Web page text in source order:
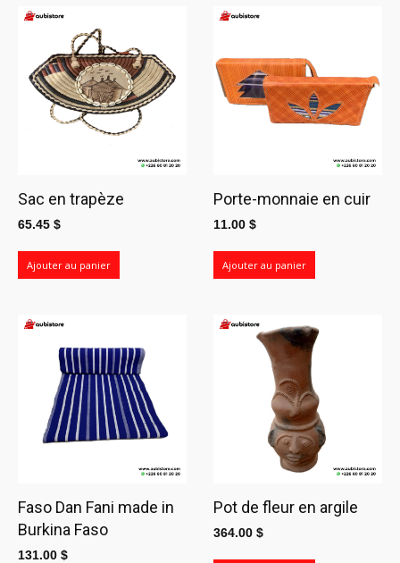
Sac en trapèze
65.45 $
Ajouter au panier
Porte-monnaie en cuir
11.00 $
Ajouter au panier
Faso Dan Fani made in
Burkina Faso
131.00 $
Pot de fleur en argile
364.00 $